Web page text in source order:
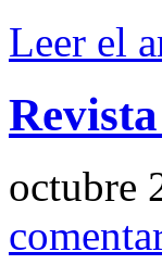
Leer el
octubre